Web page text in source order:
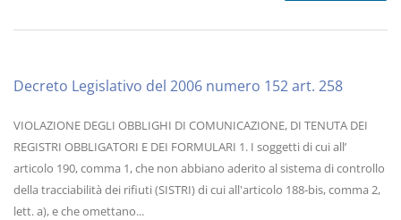
Decreto Legislativo del 2006 numero 152 art. 258
VIOLAZIONE DEGLI OBBLIGHI DI COMUNICAZIONE, DI TENUTA DEI
REGISTRI OBBLIGATORI E DEI FORMULARI 1. I soggetti di cui all’
articolo 190, comma 1, che non abbiano aderito al sistema di controllo
della tracciabilità dei rifiuti (SISTRI) di cui all'articolo 188-bis, comma 2,
lett. a), e che omettano...